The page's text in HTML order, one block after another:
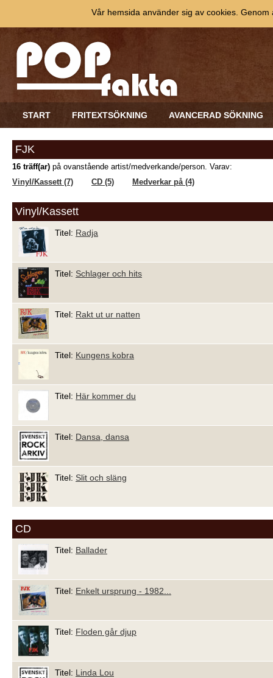
START FRITEXTSÖKNING AVANCERAD SÖKNING
FJK
16 träff(ar) på ovanstående artist/medverkande/person. Varav:
Vinyl/Kassett (7)
CD (5) Medverkar på (4)
Vinyl/Kassett
Titel: Radja
Titel: Schlager och hits
Titel: Rakt ut ur natten
Titel: Kungens kobra
Titel: Här kommer du
Titel: Dansa, dansa
Titel: Slit och släng
CD
Titel: Ballader
Titel: Enkelt ursprung - 1982...
Titel: Floden går djup
Titel: Linda Lou
Vår hemsida använder sig av cookies.